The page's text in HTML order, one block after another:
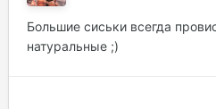
Большие сиськи всегда
натуральные ;)